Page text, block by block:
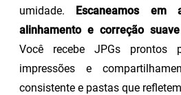
umidade. Escaneamos em
alinhamento e correção
Você recebe JPGs prontos
impressões e
consistente e pastas que